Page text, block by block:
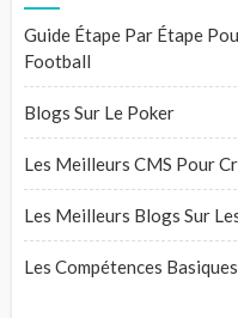
Guide Étape Par Étape
Football
Blogs Sur Le Poker
Les Meilleurs CMS Pour
Les Meilleurs Blogs Sur
Les Compétences